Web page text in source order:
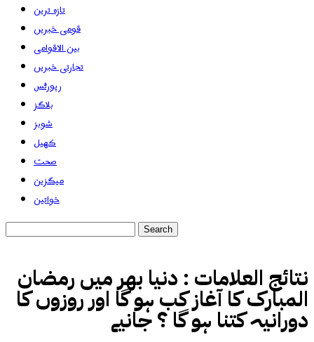
تازہ ترین
قومی خبریں
بین الاقوامی
تجارتی خبریں
رپورٹس
بلاگز
شوبز
کھیل
صحت
میگزین
خواتین
نتائج العلامات : دنیا بھر میں رمضان
المبارک کا آغاز کب ہو گا اور روزوں کا
دورانیہ کتنا ہو گا ؟ جانیے